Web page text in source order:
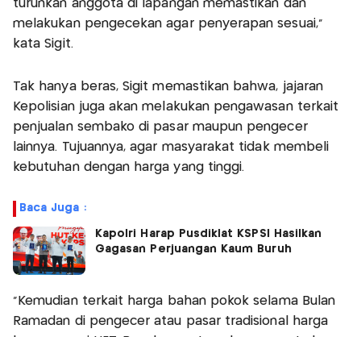
turunkan anggota di lapangan memastikan dan
melakukan pengecekan agar penyerapan sesuai,"
kata Sigit.
Tak hanya beras, Sigit memastikan bahwa, jajaran
Kepolisian juga akan melakukan pengawasan terkait
penjualan sembako di pasar maupun pengecer
lainnya. Tujuannya, agar masyarakat tidak membeli
kebutuhan dengan harga yang tinggi.
Baca Juga :
Kapolri Harap Pusdiklat KSPSI Hasilkan
Gagasan Perjuangan Kaum Buruh
"Kemudian terkait harga bahan pokok selama Bulan
Ramadan di pengecer atau pasar tradisional harga